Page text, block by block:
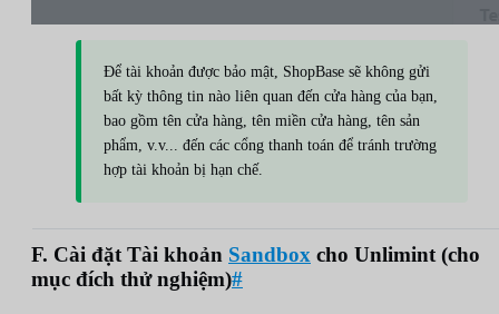
Để tài khoản được bảo mật, ShopBase sẽ không gửi
bất kỳ thông tin nào liên quan đến cửa hàng của bạn,
bao gồm tên cửa hàng, tên miền cửa hàng, tên sản
phẩm, v.v... đến các cổng thanh toán để tránh trường
hợp tài khoản bị hạn chế.
F. Cài đặt Tài khoản Sandbox cho Unlimint (cho
mục đích thử nghiệm)#